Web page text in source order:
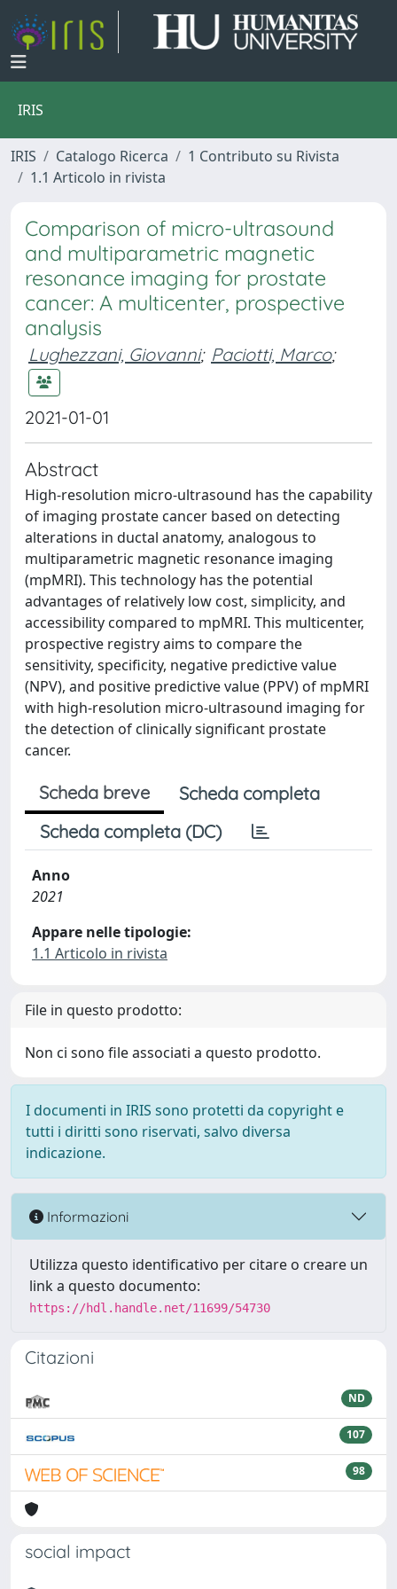
IRIS
IRIS Catalogo Ricerca
1 Contributo su Rivista
1.1 Articolo in rivista
Comparison of micro-ultrasound
and multiparametric magnetic
resonance imaging for prostate
cancer: A multicenter, prospective
analysis
Lughezzani, Giovanni; Paciotti, Marco;
2021-01-01
Abstract
High-resolution micro-ultrasound has the capability
of imaging prostate cancer based on detecting
alterations in ductal anatomy, analogous to
multiparametric magnetic resonance imaging
(mpMRI). This technology has the potential
advantages of relatively low cost, simplicity, and
accessibility compared to mpMRI. This multicenter,
prospective registry aims to compare the
sensitivity, specificity, negative predictive value
(NPV), and positive predictive value (PPV) of mpMRI
with high-resolution micro-ultrasound imaging for
the detection of clinically significant prostate
cancer.
Scheda breve
Scheda completa
Scheda completa (DC)
Anno
2021
Appare nelle tipologie:
1.1 Articolo in rivista
File in questo prodotto:
Non ci sono file associati a questo prodotto.
I documenti in IRIS sono protetti da copyright e
tutti i diritti sono riservati, salvo diversa
indicazione.
Informazioni
Utilizza questo identificativo per citare o creare un
link a questo documento:
https://hdl.handle.net/11699/54730
Citazioni
ND
107
98
social impact